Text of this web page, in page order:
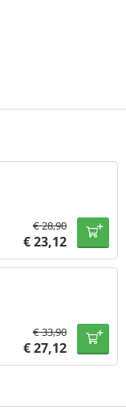
€28,90
€23,12
€33,90
€27,12